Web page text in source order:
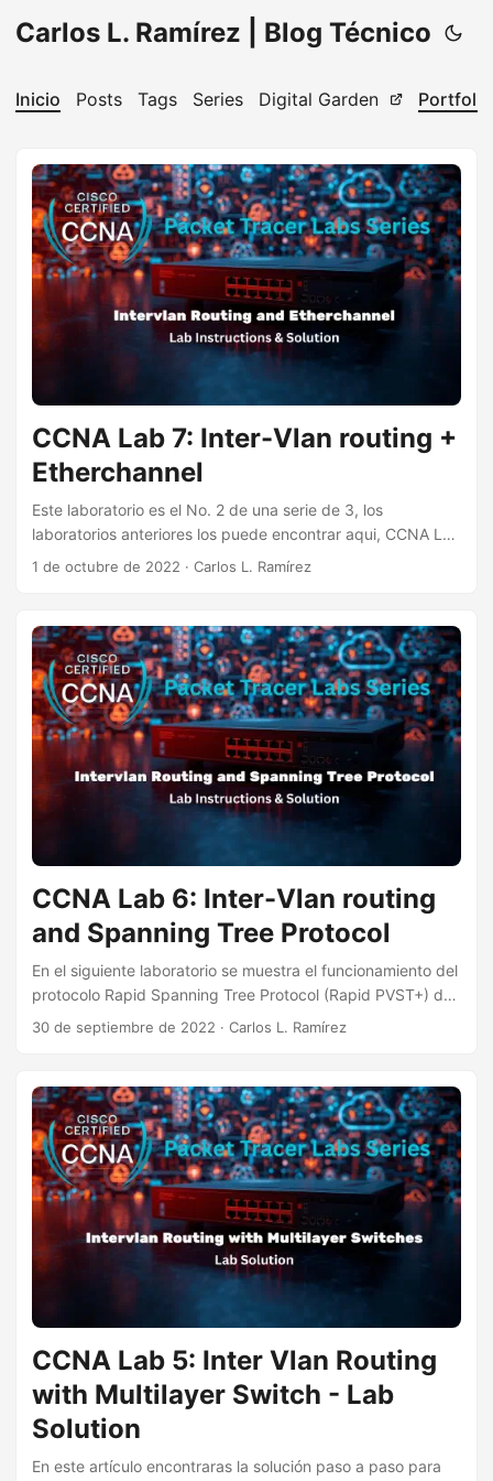
Carlos L. Ramírez | Blog Técnico
Inicio Posts Tags Series Digital Garden Portfolio
CCNA Lab 7: Inter-Vlan routing +
Etherchannel
Este laboratorio es el No. 2 de una serie de 3, los
laboratorios anteriores los puede encontrar aqui, CCNA Lab
6 - Spanning Tree Protocol iCCNA Lab 8 - DHCPv4
Etherchannels entre ellos y aumentar el ancho de banda y
la disponibilidad. Objetivo El proposito de este laboratorio
es configurar la agregación de enlaces (Etherchannels)
entre los switches SW1, SW2 y SW3, implementando los
protocolos PAgP, LACP, asi como de forma manual (sin
protocolo). ...
1 de octubre de 2022 · Carlos L. Ramírez
CCNA Lab 6: Inter-Vlan routing
and Spanning Tree Protocol
En el siguiente laboratorio se muestra el funcionamiento del
protocolo Rapid Spanning Tree Protocol (Rapid PVST+) de
CISCO. en una red multi-vlan, formada por varios switches
de usuario, así como una VLAN para la administración de
los equipos de red, la red se configurará para utilizar la
VLAN 99 como vlan nativa y el enrutamiento inter-vlan lo
realizará el SW1 por medio de SVIs. ...
30 de septiembre de 2022 · Carlos L. Ramírez
CCNA Lab 5: Inter Vlan Routing
with Multilayer Switch - Lab
Solution
En este artículo encontraras la solución paso a paso para